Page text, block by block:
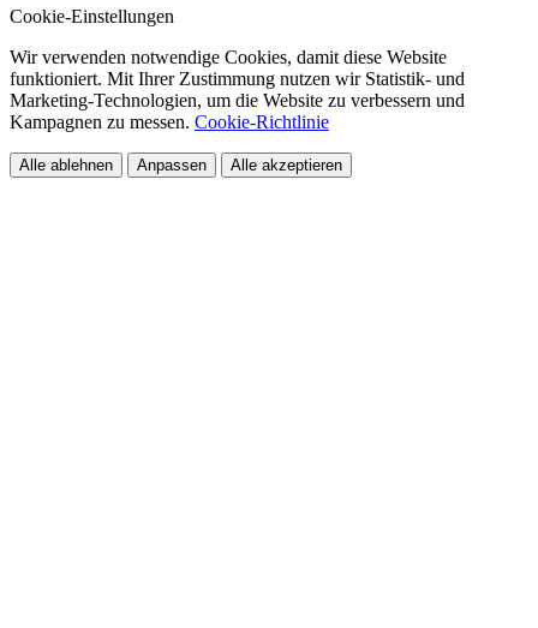
Cookie-Einstellungen
Wir verwenden notwendige Cookies, damit diese Website
funktioniert. Mit Ihrer Zustimmung nutzen wir Statistik- und
Marketing-Technologien, um die Website zu verbessern und
Kampagnen zu messen. Cookie-Richtlinie
Alle ablehnen Anpassen Alle akzeptieren